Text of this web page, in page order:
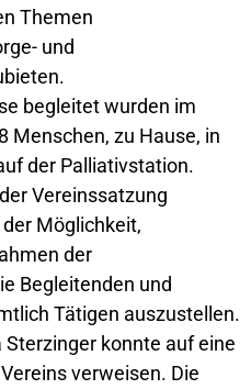
Themen
und
begleitet wurden im
Menschen, zu Hause, in
der Palliativstation.
Vereinssatzung
Möglichkeit,
der
Begleitenden und
Tätigen auszustellen.
konnte auf eine
verweisen. Die